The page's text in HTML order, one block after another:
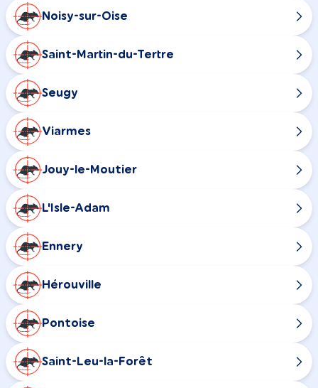
Noisy-sur-Oise
Saint-Martin-du-Tertre
Seugy
Viarmes
Jouy-le-Moutier
L'Isle-Adam
Ennery
Hérouville
Pontoise
Saint-Leu-la-Forêt